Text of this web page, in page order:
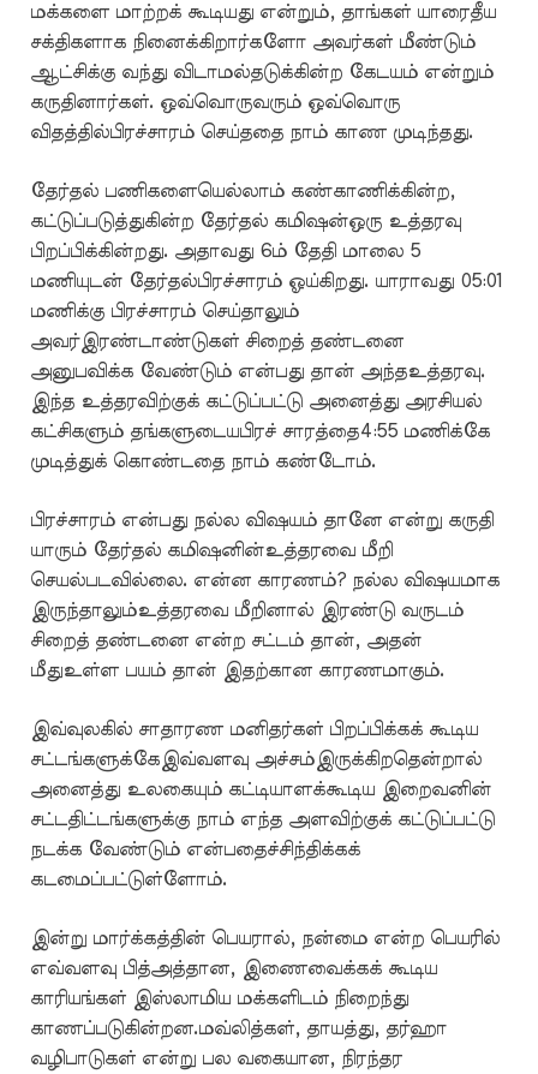
மக்களை மாற்றக் கூடியது என்றும், தாங்கள் யாரைதீய
சக்திகளாக நினைக்கிறார்களோ அவர்கள் மீண்டும்
ஆட்சிக்கு வந்து விடாமல்தடுக்கின்ற கேடயம் என்றும்
கருதினார்கள். ஒவ்வொருவரும் ஒவ்வொரு
விதத்தில்பிரச்சாரம் செய்ததை நாம் காண முடிந்தது.
தேர்தல் பணிகளையெல்லாம் கண்காணிக்கின்ற,
கட்டுப்படுத்துகின்ற தேர்தல் கமிஷன்ஒரு உத்தரவு
பிறப்பிக்கின்றது. அதாவது 6ம் தேதி மாலை 5
மணியுடன் தேர்தல்பிரச்சாரம் ஓய்கிறது. யாராவது 05:01
மணிக்கு பிரச்சாரம் செய்தாலும்
அவர்இரண்டாண்டுகள் சிறைத் தண்டனை
அனுபவிக்க வேண்டும் என்பது தான் அந்தஉத்தரவு.
இந்த உத்தரவிற்குக் கட்டுப்பட்டு அனைத்து அரசியல்
கட்சிகளும் தங்களுடையபிரச் சாரத்தை4:55 மணிக்கே
முடித்துக் கொண்டதை நாம் கண்டோம்.
பிரச்சாரம் என்பது நல்ல விஷயம் தானே என்று கருதி
யாரும் தேர்தல் கமிஷனின்உத்தரவை மீறி
செயல்படவில்லை. என்ன காரணம்? நல்ல விஷயமாக
இருந்தாலும்உத்தரவை மீறினால் இரண்டு வருடம்
சிறைத் தண்டனை என்ற சட்டம் தான், அதன்
மீதுஉள்ள பயம் தான் இதற்கான காரணமாகும்.
இவ்வுலகில் சாதாரண மனிதர்கள் பிறப்பிக்கக் கூடிய
சட்டங்களுக்கேஇவ்வளவு அச்சம்இருக்கிறதென்றால்
அனைத்து உலகையும் கட்டியாளக்கூடிய இறைவனின்
சட்டதிட்டங்களுக்கு நாம் எந்த அளவிற்குக் கட்டுப்பட்டு
நடக்க வேண்டும் என்பதைச்சிந்திக்கக்
கடமைப்பட்டுள்ளோம்.
இன்று மார்க்கத்தின் பெயரால், நன்மை என்ற பெயரில்
எவ்வளவு பித்அத்தான, இணைவைக்கக் கூடிய
காரியங்கள் இஸ்லாமிய மக்களிடம் நிறைந்து
காணப்படுகின்றன.மவ்லித்கள், தாயத்து, தர்ஹா
வழிபாடுகள் என்று பல வகையான, நிரந்தர